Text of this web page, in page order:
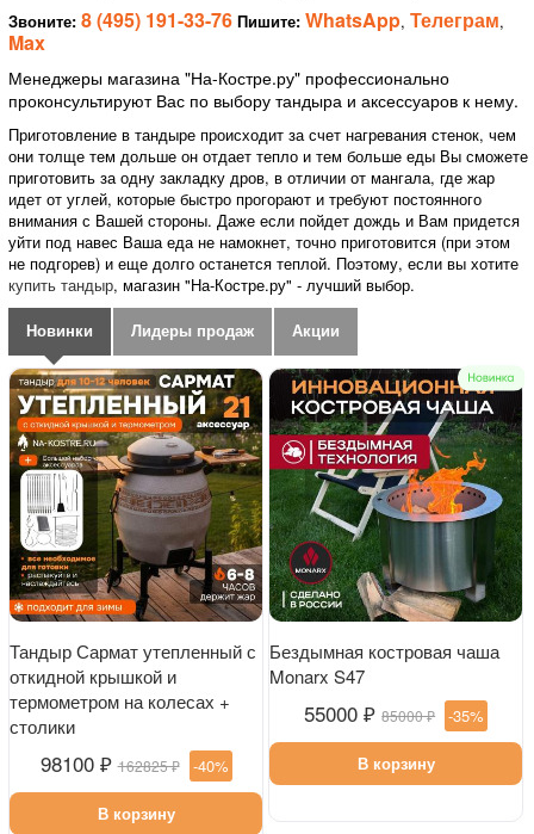
Звоните: 8 (495) 191-33-76 Пишите: WhatsApp, Телеграм,
Max
Менеджеры магазина "На-Костре.ру" профессионально
проконсультируют Вас по выбору тандыра и аксессуаров к нему.
Приготовление в тандыре происходит за счет нагревания стенок, чем
они толще тем дольше он отдает тепло и тем больше еды Вы сможете
приготовить за одну закладку дров, в отличии от мангала, где жар
идет от углей, которые быстро прогорают и требуют постоянного
внимания с Вашей стороны. Даже если пойдет дождь и Вам придется
уйти под навес Ваша еда не намокнет, точно приготовится (при этом
не подгорев) и еще долго останется теплой. Поэтому, если вы хотите
купить тандыр, магазин "На-Костре.ру" - лучший выбор.
Новинки Лидеры продаж Акции
Тандыр Сармат утепленный с
откидной крышкой и
термометром на колесах +
столики
98100 ₽ 162825 ₽ -40%
В корзину
Бездымная костровая чаша
Monarx S47
55000 ₽ 85000 ₽ -35%
В корзину